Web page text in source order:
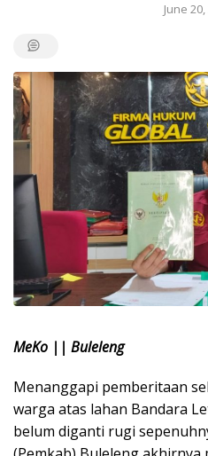
June
MeKo || Buleleng
Menanggapi pemberitaan
warga atas lahan Bandara
belum diganti rugi